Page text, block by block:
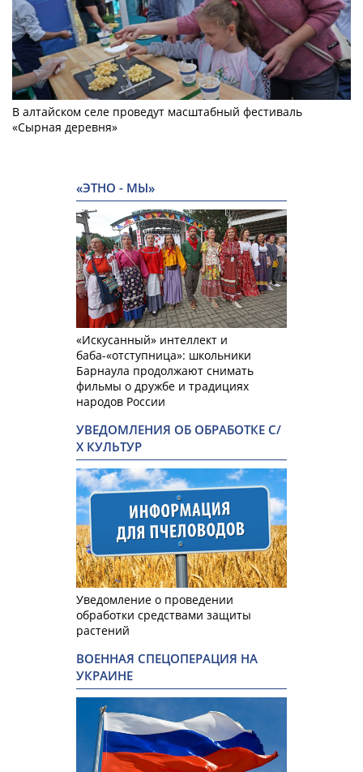
В алтайском селе проведут масштабный фестиваль
«Сырная деревня»
«ЭТНО - МЫ»
«Искусанный» интеллект и
баба-«отступница»: школьники
Барнаула продолжают снимать
фильмы о дружбе и традициях
народов России
УВЕДОМЛЕНИЯ ОБ ОБРАБОТКЕ С/
Х КУЛЬТУР
Уведомление о проведении
обработки средствами защиты
растений
ВОЕННАЯ СПЕЦОПЕРАЦИЯ НА
УКРАИНЕ